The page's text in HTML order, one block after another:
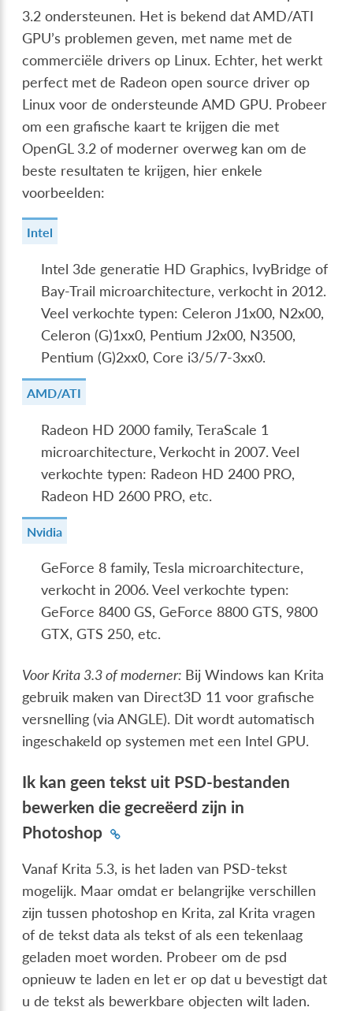
3.2 ondersteunen. Het is bekend dat AMD/ATI
GPU’s problemen geven, met name met de
commerciële drivers op Linux. Echter, het werkt
perfect met de Radeon open source driver op
Linux voor de ondersteunde AMD GPU. Probeer
om een grafische kaart te krijgen die met
OpenGL 3.2 of moderner overweg kan om de
beste resultaten te krijgen, hier enkele
voorbeelden:
Intel
Intel 3de generatie HD Graphics, IvyBridge of
Bay-Trail microarchitecture, verkocht in 2012.
Veel verkochte typen: Celeron J1x00, N2x00,
Celeron (G)1xx0, Pentium J2x00, N3500,
Pentium (G)2xx0, Core i3/5/7-3xx0.
AMD/ATI
Radeon HD 2000 family, TeraScale 1
microarchitecture, Verkocht in 2007. Veel
verkochte typen: Radeon HD 2400 PRO,
Radeon HD 2600 PRO, etc.
Nvidia
GeForce 8 family, Tesla microarchitecture,
verkocht in 2006. Veel verkochte typen:
GeForce 8400 GS, GeForce 8800 GTS, 9800
GTX, GTS 250, etc.
Voor Krita 3.3 of moderner: Bij Windows kan Krita
gebruik maken van Direct3D 11 voor grafische
versnelling (via ANGLE). Dit wordt automatisch
ingeschakeld op systemen met een Intel GPU.
Ik kan geen tekst uit PSD-bestanden
bewerken die gecreëerd zijn in
Photoshop
Vanaf Krita 5.3, is het laden van PSD-tekst
mogelijk. Maar omdat er belangrijke verschillen
zijn tussen photoshop en Krita, zal Krita vragen
of de tekst data als tekst of als een tekenlaag
geladen moet worden. Probeer om de psd
opnieuw te laden en let er op dat u bevestigt dat
u de tekst als bewerkbare objecten wilt laden.